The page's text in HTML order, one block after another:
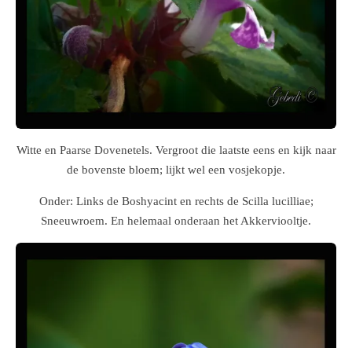
Witte en Paarse Dovenetels. Vergroot die laatste eens en kijk naar
de bovenste bloem; lijkt wel een vosjekopje.
Onder: Links de Boshyacint en rechts de Scilla lucilliae;
Sneeuwroem. En helemaal onderaan het Akkerviooltje.